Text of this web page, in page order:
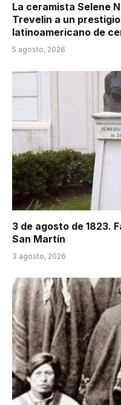
La ceramista Selene
Trevelin a un
latinoamericano de
5 agosto, 2026
3 de agosto de 1823.
San Martín
3 agosto, 2026